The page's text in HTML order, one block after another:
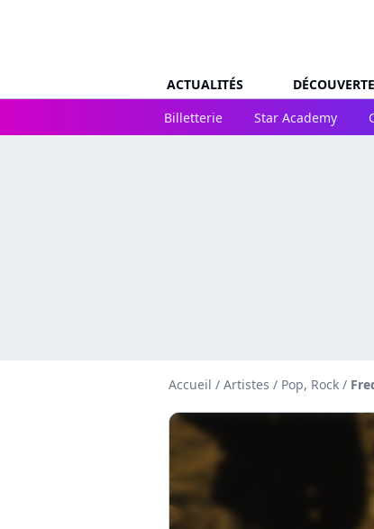
ACTUALITÉS
Billetterie
Star Academy
Accueil / Artistes / Pop, Rock /